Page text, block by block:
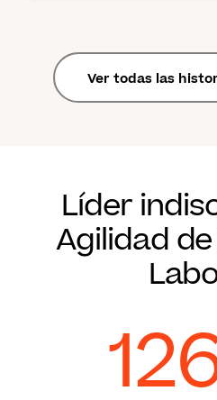
Ver todas las
Líder
Agilidad